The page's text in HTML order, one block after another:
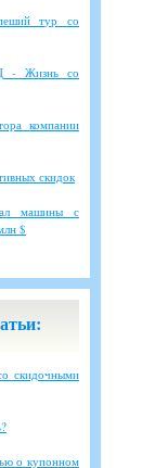
тур со
- Жизнь со
компании
скидок
машины с
$
скидочными
о купонном